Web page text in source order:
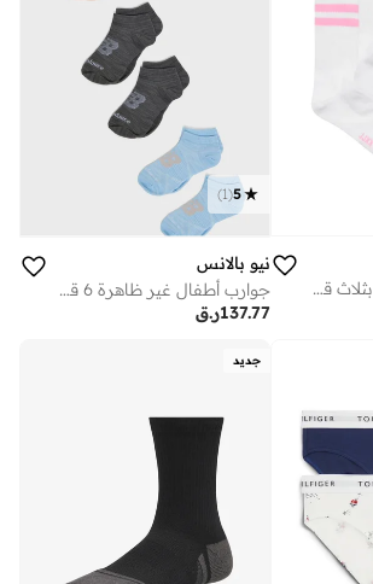
جوارب تنس أساسية بثلاث قطع للشباب
5
(
1
)
نيو بالانس
جوارب أطفال غير ظاهرة 6 قطع محبوكة
ر.ق137.77
جديد